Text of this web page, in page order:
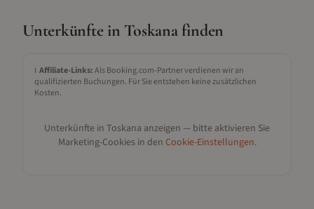
Unterkünfte in Toskanafinden
ℹ️ Affiliate-Links:Als Booking.com-Partner verdienen wir an
qualifizierten Buchungen. Für Sie entstehen keine zusätzlichen
Kosten.
Unterkünfte in Toskana anzeigen — bitte aktivieren Sie
Marketing-Cookies in den Cookie-Einstellungen.